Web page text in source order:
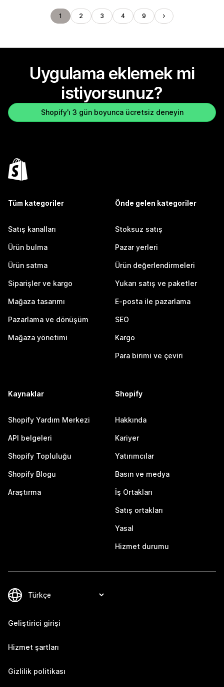
1 2 3 4 9
Uygulama eklemek mi
istiyorsunuz?
Shopify'ı 3 gün boyunca ücretsiz deneyin
Tüm kategoriler
Satış kanalları
Ürün bulma
Ürün satma
Siparişler ve kargo
Mağaza tasarımı
Pazarlama ve dönüşüm
Mağaza yönetimi
Önde gelen kategoriler
Stoksuz satış
Pazar yerleri
Ürün değerlendirmeleri
Yukarı satış ve paketler
E-posta ile pazarlama
SEO
Kargo
Para birimi ve çeviri
Kaynaklar
Shopify Yardım Merkezi
API belgeleri
Shopify Topluluğu
Shopify Blogu
Araştırma
Shopify
Hakkında
Kariyer
Yatırımcılar
Basın ve medya
İş Ortakları
Satış ortakları
Yasal
Hizmet durumu
Geliştirici girişi
Hizmet şartları
Gizlilik politikası